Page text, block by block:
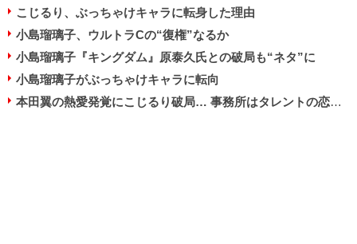
こじるり、ぶっちゃけキャラに転身した理由
小島瑠璃子、ウルトラCの“復権”なるか
小島瑠璃子『キングダム』原泰久氏との破局も“ネタ”に
小島瑠璃子がぶっちゃけキャラに転向
本田翼の熱愛発覚にこじるり破局… 事務所はタレントの恋愛をどう管理している？